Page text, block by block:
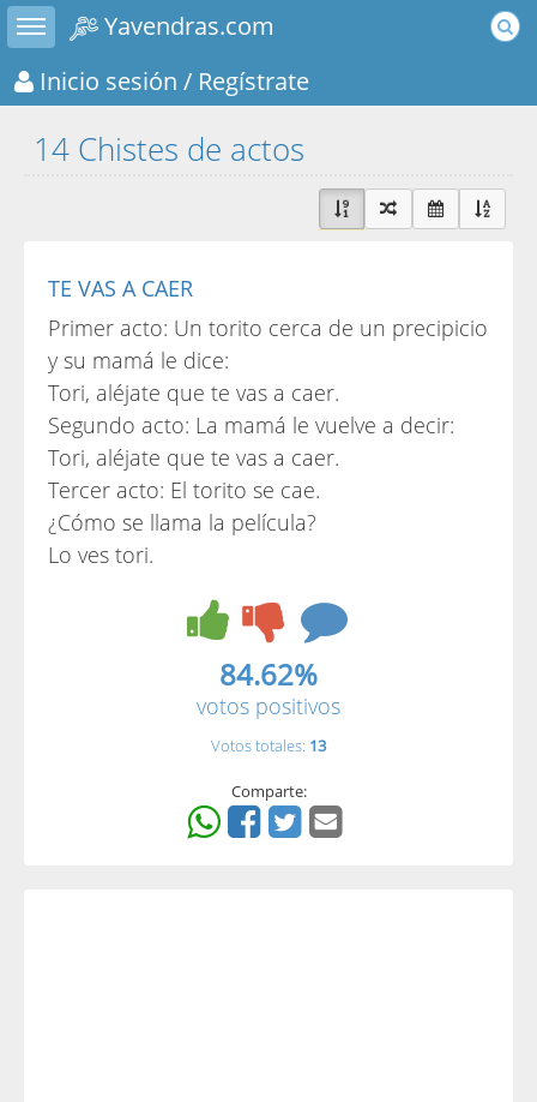
Toggle sidebar
Yavendras.com
Inicio sesión / Regístrate
14 Chistes de actos
TE VAS A CAER
Primer acto: Un torito cerca de un precipicio
y su mamá le dice:
Tori, aléjate que te vas a caer.
Segundo acto: La mamá le vuelve a decir:
Tori, aléjate que te vas a caer.
Tercer acto: El torito se cae.
¿Cómo se llama la película?
Lo ves tori.
84.62%
votos positivos
Votos totales: 13
Comparte: